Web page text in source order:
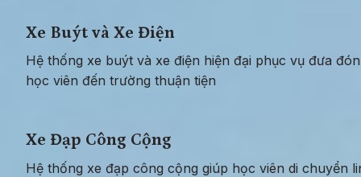
Xe Buýt và Xe Điện
Hệ thống xe buýt và xe điện hiện đại phục vụ đưa đón
học viên đến trường thuận tiện
Xe Đạp Công Cộng
Hệ thống xe đạp công cộng giúp học viên di chuyển